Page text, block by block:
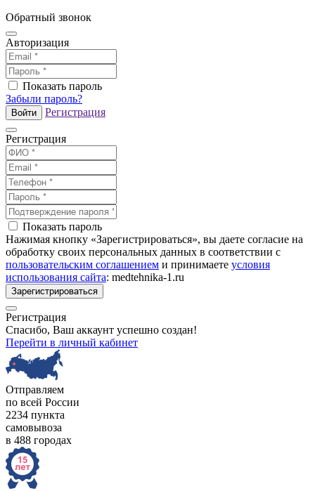
Обратный звонок
Авторизация
Показать пароль
Забыли пароль?
Войти Регистрация
Регистрация
Показать пароль
Нажимая кнопку «Зарегистрироваться», вы даете согласие на
обработку своих персональных данных в соответствии с
пользовательским соглашением и принимаете условия
использования сайта: medtehnika-1.ru
Зарегистрироваться
Регистрация
Спасибо, Ваш аккаунт успешно создан!
Перейти в личный кабинет
Отправляем
по всей России
2234 пункта
самовывоза
в 488 городах